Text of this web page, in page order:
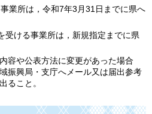
業所は，令和7年3月31日までに県へ
受ける事業所は，新規指定までに県
容や公表方法に変更があった場合
振興局・支庁へメール又は届出参考
ること。